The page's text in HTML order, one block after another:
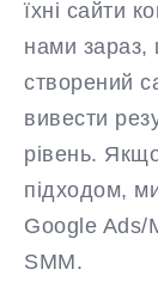
їхні сайти
нами зараз,
створений
вивести
рівень.
підходом,
Google Ads/
SMM.